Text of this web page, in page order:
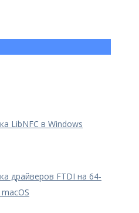
LibNFC в Windows
драйверов FTDI на 64-